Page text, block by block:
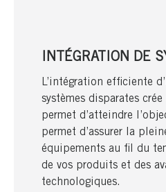
INTÉGRATION DE
L’intégration efficiente
systèmes disparates
permet d’atteindre
permet d’assurer la
équipements au fil du
de vos produits et des
technologiques.